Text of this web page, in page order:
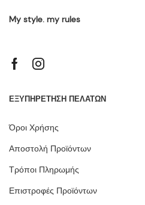
My style. my rules
ΕΞΥΠΗΡΕΤΗΣΗ ΠΕΛΑΤΩΝ
Όροι Χρήσης
Αποστολή Προϊόντων
Τρόποι Πληρωμής
Επιστροφές Προϊόντων